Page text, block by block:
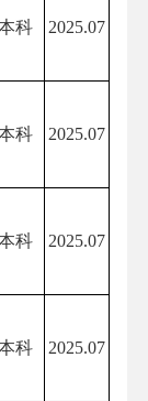
科 2025.07
科 2025.07
科 2025.07
科 2025.07